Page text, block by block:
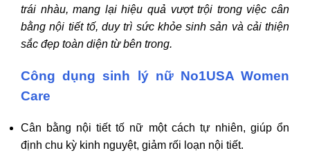
trái nhàu, mang lại hiệu quả vượt trội trong việc cân
bằng nội tiết tố, duy trì sức khỏe sinh sản và cải thiện
sắc đẹp toàn diện từ bên trong.
Công dụng sinh lý nữ No1USA Women
Care
Cân bằng nội tiết tố nữ một cách tự nhiên, giúp ổn
định chu kỳ kinh nguyệt, giảm rối loạn nội tiết.